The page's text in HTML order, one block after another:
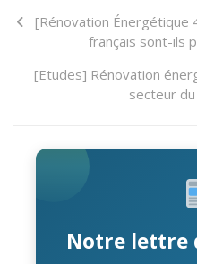
[Rénovation Énergétique
français sont-ils
[Etudes] Rénovation
secteur
Notre lettre